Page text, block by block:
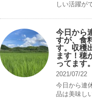
しい活躍が
今日から
すが、食
す。収穫
ます！穂
ってます。
2021/07/22
今日から連
品は美味し